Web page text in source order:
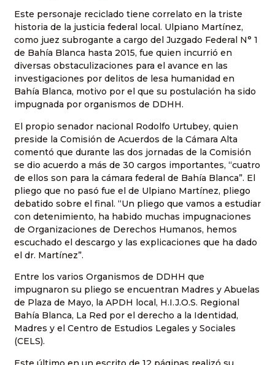
Este personaje reciclado tiene correlato en la triste
historia de la justicia federal local. Ulpiano Martínez,
como juez subrogante a cargo del Juzgado Federal N° 1
de Bahía Blanca hasta 2015, fue quien incurrió en
diversas obstaculizaciones para el avance en las
investigaciones por delitos de lesa humanidad en
Bahía Blanca, motivo por el que su postulación ha sido
impugnada por organismos de DDHH.
El propio senador nacional Rodolfo Urtubey, quien
preside la Comisión de Acuerdos de la Cámara Alta
comentó que durante las dos jornadas de la Comisión
se dio acuerdo a más de 30 cargos importantes, “cuatro
de ellos son para la cámara federal de Bahía Blanca”. El
pliego que no pasó fue el de Ulpiano Martínez, pliego
debatido sobre el final. “Un pliego que vamos a estudiar
con detenimiento, ha habido muchas impugnaciones
de Organizaciones de Derechos Humanos, hemos
escuchado el descargo y las explicaciones que ha dado
el dr. Martínez”.
Entre los varios Organismos de DDHH que
impugnaron su pliego se encuentran Madres y Abuelas
de Plaza de Mayo, la APDH local, H.I.J.O.S. Regional
Bahía Blanca, La Red por el derecho a la Identidad,
Madres y el Centro de Estudios Legales y Sociales
(CELS).